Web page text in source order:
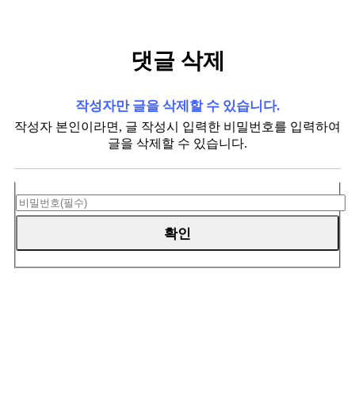
댓글 삭제
작성자만 글을 삭제할 수 있습니다.
작성자 본인이라면, 글 작성시 입력한 비밀번호를 입력하여
글을 삭제할 수 있습니다.